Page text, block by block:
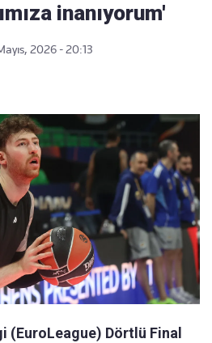
inanıyorum'
2026 - 20:13
(EuroLeague) Dörtlü Final